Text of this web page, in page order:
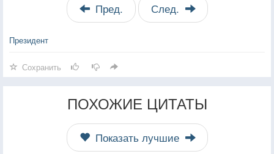
Пред. След.
Президент
Сохранить
ПОХОЖИЕ ЦИТАТЫ
Показать лучшие